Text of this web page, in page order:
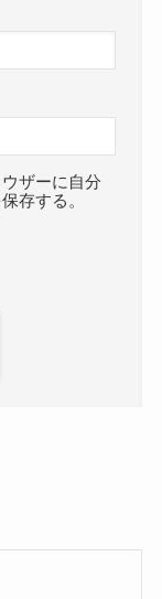
ザーに自分
存する。